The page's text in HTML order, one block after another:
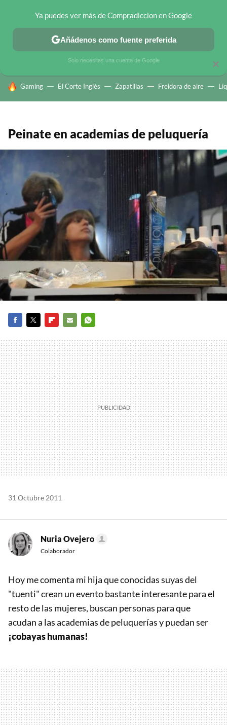
CHOLLOS TELEGRAM OFERTAS EN MÓVILES OFERTAS EN
HOY SE HABLA DE
Gaming El Corte Inglés Zapatillas Freidora de aire
Peinate en academias de peluquería
MAIL
31 Octubre 2011
Nuria Ovejero
Colaborador
Hoy me comenta mi hija que conocidas suyas del
"tuenti" crean un evento bastante interesante para el
resto de las mujeres, buscan personas para que
acudan a las academias de peluquerías y puedan ser
¡cobayas humanas!
×
Ya puedes ver más de Compradiccion en Google
Añádenos como fuente preferida
Solo necesitas una cuenta de Google